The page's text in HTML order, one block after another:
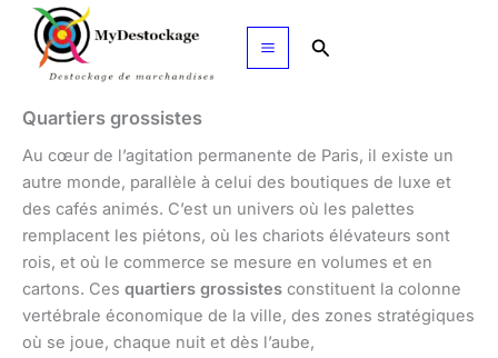
Aller
contenu
Rechercher
Quartiers grossistes
Au cœur de l’agitation permanente de Paris, il existe un
autre monde, parallèle à celui des boutiques de luxe et
des cafés animés. C’est un univers où les palettes
remplacent les piétons, où les chariots élévateurs sont
rois, et où le commerce se mesure en volumes et en
cartons. Ces quartiers grossistes constituent la colonne
vertébrale économique de la ville, des zones stratégiques
où se joue, chaque nuit et dès l’aube,